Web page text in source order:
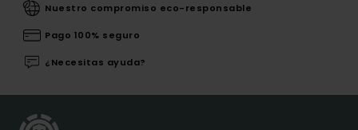
Nuestro compromiso eco-responsable
Pago 100% seguro
¿Necesitas ayuda?